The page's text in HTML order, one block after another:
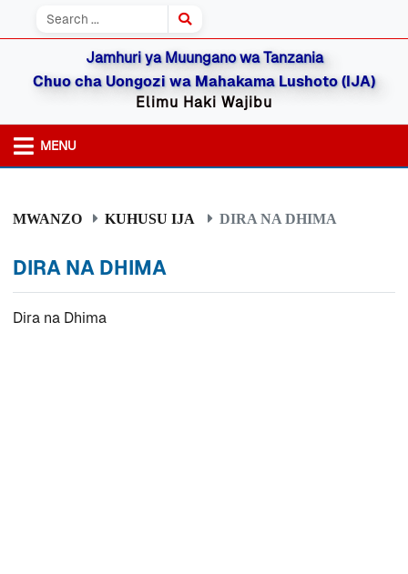
Jamhuri ya Muungano wa Tanzania
Chuo cha Uongozi wa Mahakama Lushoto (IJA)
Elimu Haki Wajibu
MENU
MWANZO KUHUSU IJA DIRA NA DHIMA
DIRA NA DHIMA
Dira na Dhima